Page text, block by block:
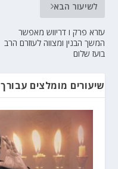
לשיעור הבא
עזרא פרק ו דריווש מאפשר
המשך הבנין ומצווה לעוזרם הרב
בועז שלום
שיעורים מומלצים עבורך